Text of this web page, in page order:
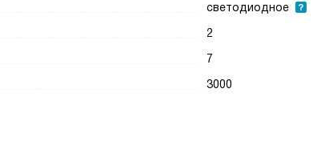
светодиодное
2
7
3000